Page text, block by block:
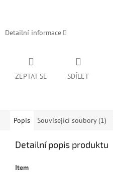
Detailní informace
ZEPTAT SE SDÍLET
Popis Související soubory (1)
Detailní popis produktu
Item